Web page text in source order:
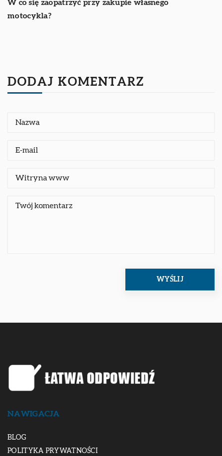
W co się zaopatrzyć przy zakupie własnego
motocykla?
DODAJ KOMENTARZ
NAWIGACJA
BLOG
POLITYKA PRYWATNOŚCI